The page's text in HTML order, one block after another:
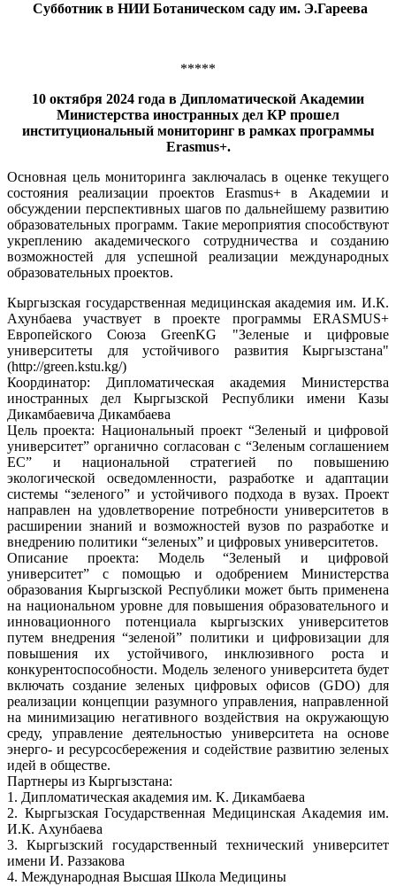
Субботник в НИИ Ботаническом саду им. Э.Гареева
*****
10 октября 2024 года в Дипломатической Академии
Министерства иностранных дел КР прошел
институциональный мониторинг в рамках программы
Erasmus+.
Основная цель мониторинга заключалась в оценке текущего
состояния реализации проектов Erasmus+ в Академии и
обсуждении перспективных шагов по дальнейшему развитию
образовательных программ. Такие мероприятия способствуют
укреплению академического сотрудничества и созданию
возможностей для успешной реализации международных
образовательных проектов.
Кыргызская государственная медицинская академия им. И.К.
Ахунбаева участвует в проекте программы ERASMUS+
Европейского Союза GreenKG "Зеленые и цифровые
университеты для устойчивого развития Кыргызстана"
(http://green.kstu.kg/)
Координатор: Дипломатическая академия Министерства
иностранных дел Кыргызской Республики имени Казы
Дикамбаевича Дикамбаева
Цель проекта: Национальный проект “Зеленый и цифровой
университет” органично согласован с “Зеленым соглашением
ЕС” и национальной стратегией по повышению
экологической осведомленности, разработке и адаптации
системы “зеленого” и устойчивого подхода в вузах. Проект
направлен на удовлетворение потребности университетов в
расширении знаний и возможностей вузов по разработке и
внедрению политики “зеленых” и цифровых университетов.
Описание проекта: Модель “Зеленый и цифровой
университет” с помощью и одобрением Министерства
образования Кыргызской Республики может быть применена
на национальном уровне для повышения образовательного и
инновационного потенциала кыргызских университетов
путем внедрения “зеленой” политики и цифровизации для
повышения их устойчивого, инклюзивного роста и
конкурентоспособности. Модель зеленого университета будет
включать создание зеленых цифровых офисов (GDO) для
реализации концепции разумного управления, направленной
на минимизацию негативного воздействия на окружающую
среду, управление деятельностью университета на основе
энерго- и ресурсосбережения и содействие развитию зеленых
идей в обществе.
Партнеры из Кыргызстана:
1. Дипломатическая академия им. К. Дикамбаева
2. Кыргызская Государственная Медицинская Академия им.
И.К. Ахунбаева
3. Кыргызский государственный технический университет
имени И. Раззакова
4. Международная Высшая Школа Медицины